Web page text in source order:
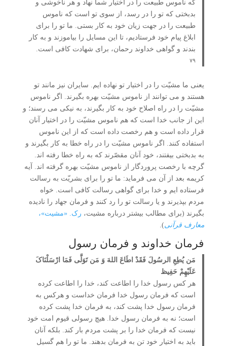
که ناموس طبیعت را در اختیار شما نهاد و هر ناخوشی و
بدبختی که تو را در رسد، از سوی تو است که ناموس
طبیعت را در جهت زیان خود به کار بستی. ما تو را برای
ابلاغ پیام خود فرستادیم، تا این مسایل را بیاموزند و به کار
بندند و گواهی خداوند رحمان، برای شهادت کافی است.
۷۹
یعنی ما مشیّت را در اختیار تو نهاده ایم. سایران نیز مانند تو
هستند و می توانند از ناموس مشیّت بهره بگیرند. اگر ناموس
مشیّت را در راه اصلاح خود به کار بگیرند، به نیکی می رسند؛ و
این از جانب خدا است که هم ناموس مشیّت را در اختیار آنان
قرار داده است و هم رخصت داده است که از این ناموس
استفاده کنند. اگر ناموس مشیّت را در راه خطا به کار بگیرند و
به بدبختی بیفتند، خود آنان مقصّرند که به راه خطا رفته اند.
گرچه با رخصت پروردگار از ناموس مشیّت بهره گرفته اند. آیه
کریمه بعد از آن می فرماید: ما تو را برای بشریّت به رسالت
فرستاده ایم و خدا برای گواهی رسالت کافی است. خواه
مردم بپذیرند و یا رسالت تو را رد کنند و فرمان جهاد را نادیده
بگیرند (برای مطالب بیشتر درباره مشیت، رک. «مشیت»،
معارف قرآنی).
فرمان خداوند و فرمان رسول
مَن یُطِعِ الرسُولَ فَقَدْ اطَاعَ اللهَ وَ مَن تَوَلَّی فَمَا ارْسَلْنَاکَ
عَلَیْهِمْ حَفِیظ
هر کس رسول خدا را اطاعت کند، خدا را اطاعت کرده
است که فرمان رسول خدا فرمان خداست و هرکس به
فرمان رسول خدا پشت کند، به فرمان خدا پشت کرده
است؛ نه به فرمان رسول خدا. هیچ رسولی قیوم امت خود
نیست که فرمان خدا را بر پشت مردم بار کند. بلکه آنان
باید به اختیار خود تن به فرمان بدهند. ما تو را هم گسیل